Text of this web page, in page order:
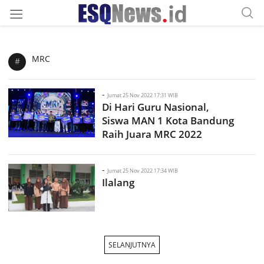
# MRC
- Jumat 25 Nov 2022 17:31 WIB
Di Hari Guru Nasional,
Siswa MAN 1 Kota Bandung
Raih Juara MRC 2022
- Jumat 25 Nov 2022 17:34 WIB
Ilalang
SELANJUTNYA